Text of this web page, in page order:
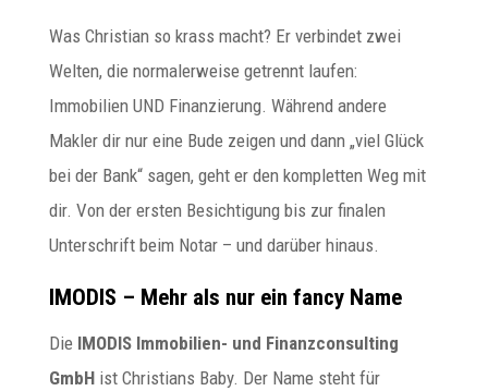
Was Christian so krass macht? Er verbindet zwei
Welten, die normalerweise getrennt laufen:
Immobilien UND Finanzierung. Während andere
Makler dir nur eine Bude zeigen und dann „viel Glück
bei der Bank“ sagen, geht er den kompletten Weg mit
dir. Von der ersten Besichtigung bis zur finalen
Unterschrift beim Notar – und darüber hinaus.
IMODIS – Mehr als nur ein fancy Name
Die IMODIS Immobilien- und Finanzconsulting
GmbHist Christians Baby. Der Name steht für